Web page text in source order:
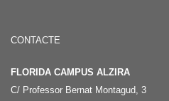
CONTACTE
FLORIDA CAMPUS ALZIRA
C/ Professor Bernat Montagud, 3